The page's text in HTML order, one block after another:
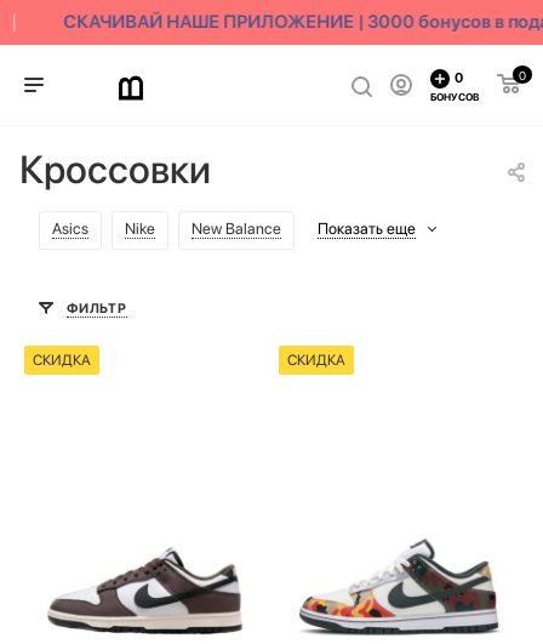
СКАЧИВАЙ НАШЕ ПРИЛОЖЕНИЕ | 3000 бонусов в
0
0
БОНУСОВ
Кроссовки
Asics Nike New Balance Показать еще
ФИЛЬТР
СКИДКА СКИДКА